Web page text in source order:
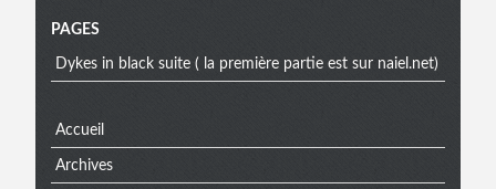
Menu
PAGES
Dykes in black suite ( la première partie est sur naiel.net)
Accueil
Archives